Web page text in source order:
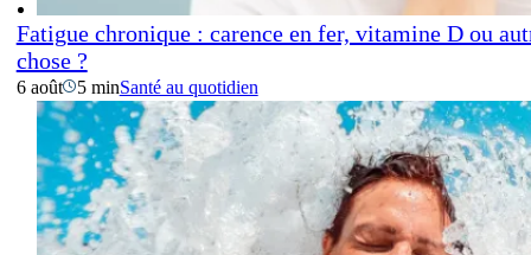
Fatigue chronique : carence en fer, vitamine D ou
chose ?
6 août 5 minSanté au quotidien